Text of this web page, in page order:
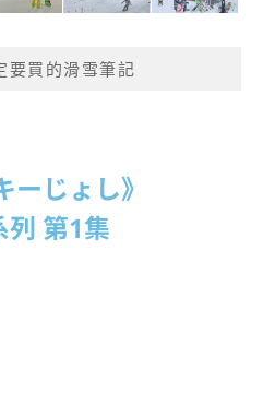
要買的滑雪筆記